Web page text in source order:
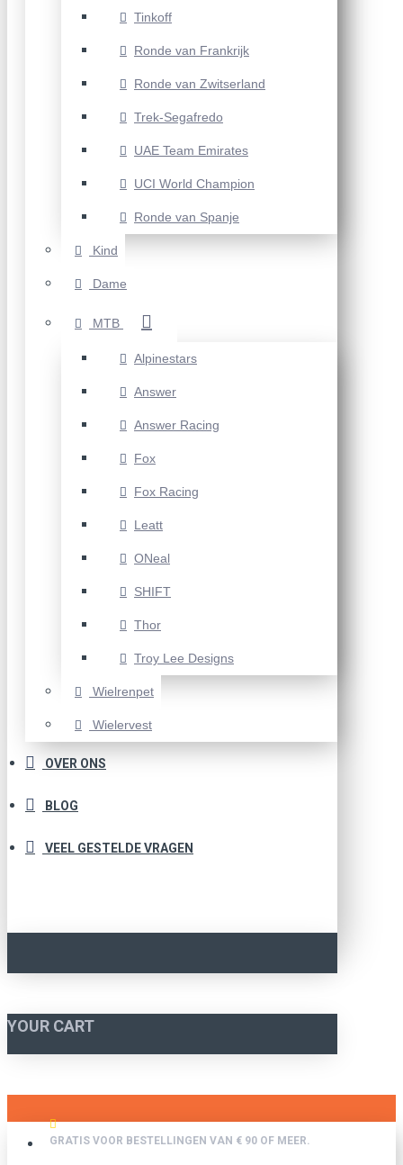
Tinkoff
Ronde van Frankrijk
Ronde van Zwitserland
Trek-Segafredo
UAE Team Emirates
UCI World Champion
Ronde van Spanje
Kind
Dame
MTB
Alpinestars
Answer
Answer Racing
Fox
Fox Racing
Leatt
ONeal
SHIFT
Thor
Troy Lee Designs
Wielrenpet
Wielervest
OVER ONS
BLOG
VEEL GESTELDE VRAGEN
YOUR CART
GRATIS VOOR BESTELLINGEN VAN € 90 OF MEER.